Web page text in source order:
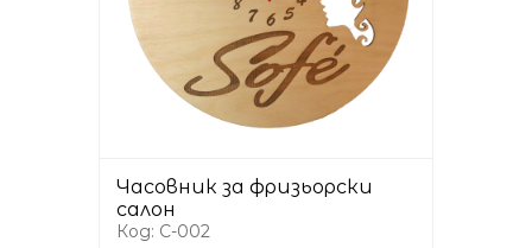
Часовник за фризьорски
салон
Код: C-002